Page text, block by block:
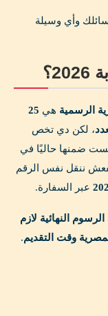
وأي وسيلة
هي 25
، لكن دي تخص
ضمنها حاليًا في
ننقل نفس الرقم
عبر السفارة.
الرسوم النهائية لازم
وقت التقديم.